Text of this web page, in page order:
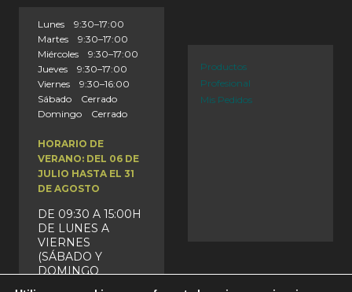
Lunes 9:30–17:00
Martes 9:30–17:00
Miércoles 9:30–17:00
Jueves 9:30–17:00
Viernes 9:30–16:00
Sábado Cerrado
Domingo Cerrado
HORARIO DE
VERANO: DEL 06 DE
JULIO HASTA EL 31
DE AGOSTO
DE 09:30 A 15:00H
DE LUNES A
VIERNES
(SÁBADO Y
DOMINGO
Productos
Profesional
Mis Pedidos